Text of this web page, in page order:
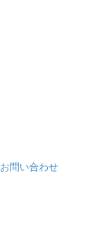
お問い合わせ